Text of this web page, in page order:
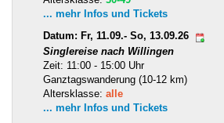
... mehr Infos und Tickets
Datum: Fr, 11.09.- So, 13.09.26
Singlereise nach Willingen
Zeit: 11:00 - 15:00 Uhr
Ganztagswanderung (10-12 km)
Altersklasse: alle
... mehr Infos und Tickets